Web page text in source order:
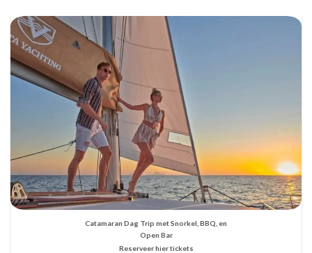
Catamaran Dag Trip met Snorkel, BBQ, en
Open Bar
Reserveer hier tickets